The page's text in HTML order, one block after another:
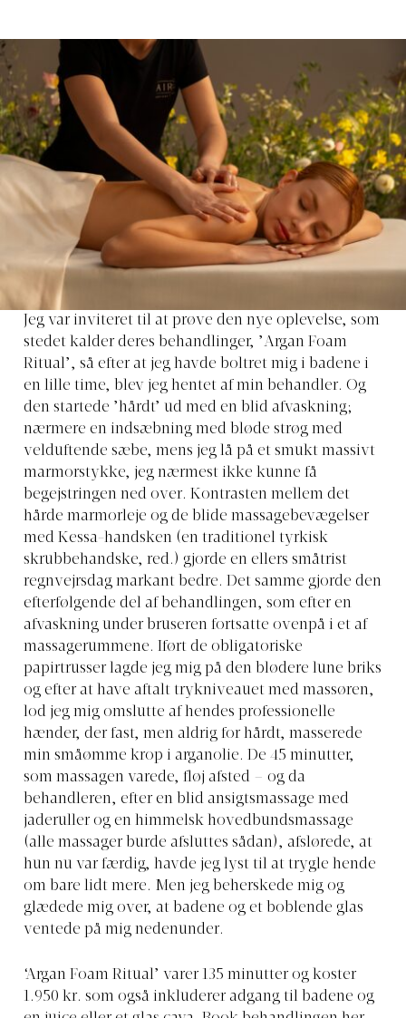
Jeg var inviteret til at prøve den nye oplevelse, som
stedet kalder deres behandlinger, ’Argan Foam
Ritual’, så efter at jeg havde boltret mig i badene i
en lille time, blev jeg hentet af min behandler. Og
den startede ’hårdt’ ud med en blid afvaskning;
nærmere en indsæbning med bløde strøg med
velduftende sæbe, mens jeg lå på et smukt massivt
marmorstykke, jeg nærmest ikke kunne få
begejstringen ned over. Kontrasten mellem det
hårde marmorleje og de blide massagebevægelser
med Kessa-handsken (en traditionel tyrkisk
skrubbehandske, red.) gjorde en ellers småtrist
regnvejrsdag markant bedre. Det samme gjorde den
efterfølgende del af behandlingen, som efter en
afvaskning under bruseren fortsatte ovenpå i et af
massagerummene. Iført de obligatoriske
papirtrusser lagde jeg mig på den blødere lune briks
og efter at have aftalt trykniveauet med massøren,
lod jeg mig omslutte af hendes professionelle
hænder, der fast, men aldrig for hårdt, masserede
min småømme krop i arganolie. De 45 minutter,
som massagen varede, fløj afsted – og da
behandleren, efter en blid ansigtsmassage med
jaderuller og en himmelsk hovedbundsmassage
(alle massager burde afsluttes sådan), afslørede, at
hun nu var færdig, havde jeg lyst til at trygle hende
om bare lidt mere. Men jeg beherskede mig og
glædede mig over, at badene og et boblende glas
ventede på mig nedenunder.
‘Argan Foam Ritual’ varer 135 minutter og koster
1.950 kr. som også inkluderer adgang til badene og